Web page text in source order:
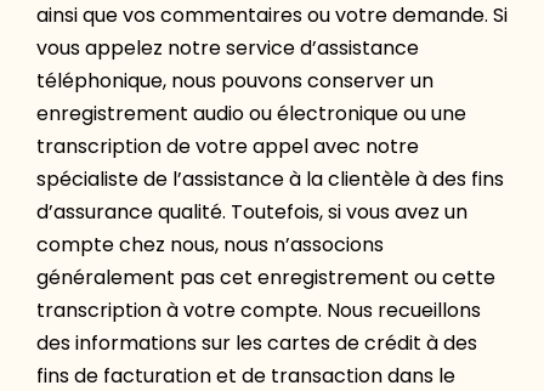
ainsi que vos commentaires ou votre demande. Si
vous appelez notre service d’assistance
téléphonique, nous pouvons conserver un
enregistrement audio ou électronique ou une
transcription de votre appel avec notre
spécialiste de l’assistance à la clientèle à des fins
d’assurance qualité. Toutefois, si vous avez un
compte chez nous, nous n’associons
généralement pas cet enregistrement ou cette
transcription à votre compte. Nous recueillons
des informations sur les cartes de crédit à des
fins de facturation et de transaction dans le